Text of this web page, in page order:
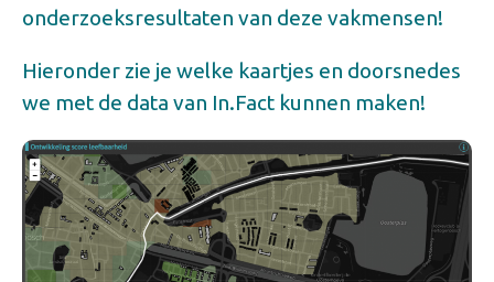
onderzoeksresultaten van deze vakmensen!
Hieronder zie je welke kaartjes en doorsnedes
we met de data van In.Fact kunnen maken!